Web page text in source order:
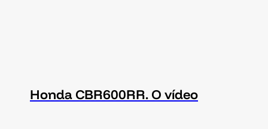
Honda CBR600RR. O vídeo